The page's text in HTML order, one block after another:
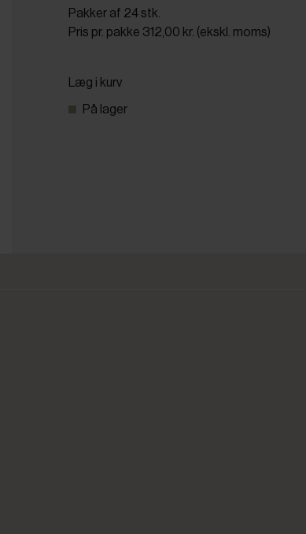
Pakker af 24 stk.
Pris pr. pakke 312,00 kr. (ekskl. moms)
Læg i kurv
På lager